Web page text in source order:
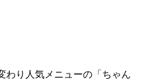
わり人気メニューの「ちゃん